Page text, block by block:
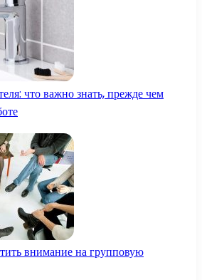
что важно знать, прежде чем
внимание на групповую